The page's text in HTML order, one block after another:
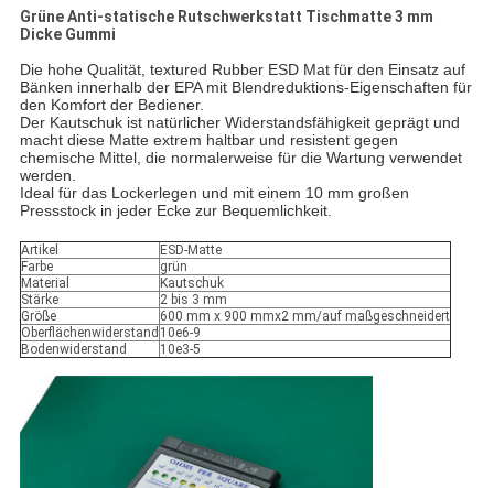
Grüne Anti-statische Rutschwerkstatt Tischmatte 3 mm
Dicke Gummi
Die hohe Qualität, textured Rubber ESD Mat für den Einsatz auf
Bänken innerhalb der EPA mit Blendreduktions-Eigenschaften für
den Komfort der Bediener.
Der Kautschuk ist natürlicher Widerstandsfähigkeit geprägt und
macht diese Matte extrem haltbar und resistent gegen
chemische Mittel, die normalerweise für die Wartung verwendet
werden.
Ideal für das Lockerlegen und mit einem 10 mm großen
Pressstock in jeder Ecke zur Bequemlichkeit.
Artikel
ESD-Matte
Farbe
grün
Material
Kautschuk
Stärke
2 bis 3 mm
Größe
600 mm x 900 mmx2 mm/auf maßgeschneidert
Oberflächenwiderstand 10e6-9
Bodenwiderstand
10e3-5